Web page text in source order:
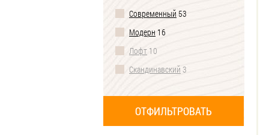
С металлическими
ножками 18
С полками
Со стеллажом 4
С одной ножкой 1
Современный 53
Модерн 16
Лофт 10
Скандинавский 3